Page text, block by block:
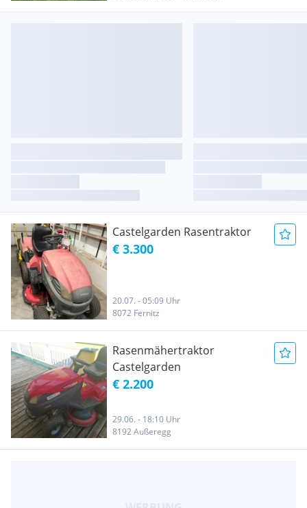
Castelgarden Rasentraktor
€ 3.300
20.07. - 05:09 Uhr
8072 Fernitz
Rasenmähertraktor
Castelgarden
€ 2.200
29.06. - 18:10 Uhr
8192 Außeregg